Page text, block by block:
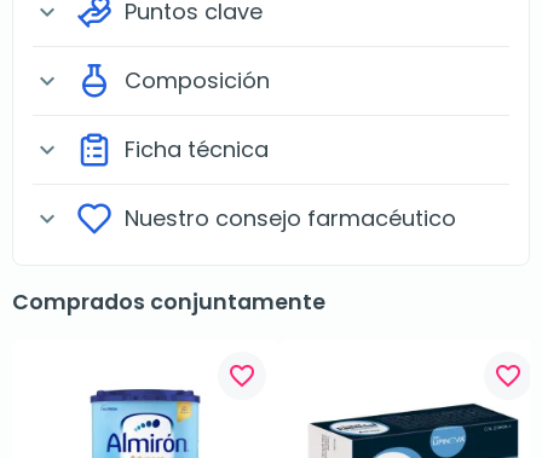
expand_more Puntos clave
expand_more Composición
expand_more Ficha técnica
expand_more Nuestro consejo farmacéutico
Comprados conjuntamente
favorite_border favorite_border